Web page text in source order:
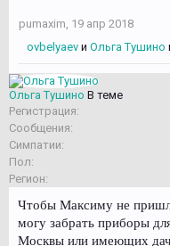
pumaxim, 19 апр 2018
ovbelyaev и Ольга Тушино
Ольга Тушино В теме
Регистрация:
Сообщения:
Симпатии:
Пол:
Регион:
Чтобы Максиму не
могу забрать приборы
Москвы или имеющих